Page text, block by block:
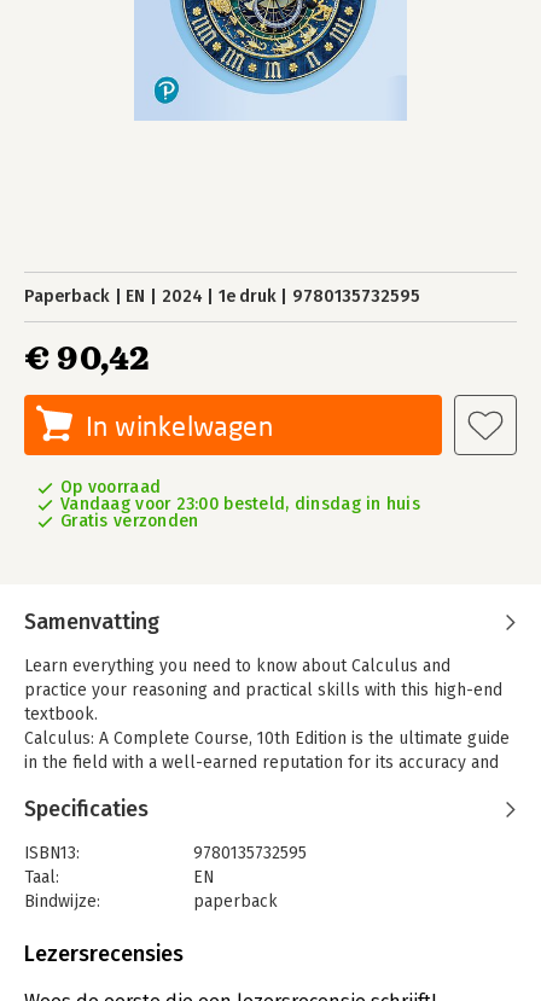
Paperback EN 2024 1e druk 9780135732595
€ 90,42
In winkelwagen
Op voorraad
Vandaag voor 23:00 besteld, dinsdag in huis
Gratis verzonden
Samenvatting
Learn everything you need to know about Calculus and
practice your reasoning and practical skills with this high-end
textbook.
Calculus: A Complete Course, 10th Edition is the ultimate guide
in the field with a well-earned reputation for its accuracy and
The textbook provides a reader-friendly language and high-
end study material, suitable for a standard semester course
that will also help you explore some of the unique topics and
approaches in the landscape of Mathematics.
Offering a wide range of exercises to practice and test your
learning of the topics, this edition will help you develop your
reasoning skills and apply techniques you have learned to
Specificaties
ISBN13:
9780135732595
Taal:
EN
Bindwijze:
paperback
Druk:
Lezersrecensies